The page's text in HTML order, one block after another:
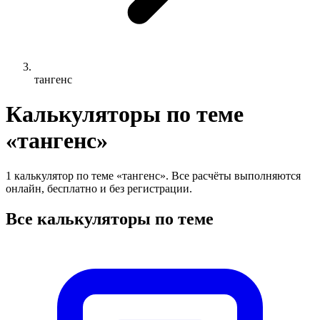
тангенс
Калькуляторы по теме
«тангенс»
1 калькулятор по теме «тангенс». Все расчёты выполняются
онлайн, бесплатно и без регистрации.
Все калькуляторы по теме